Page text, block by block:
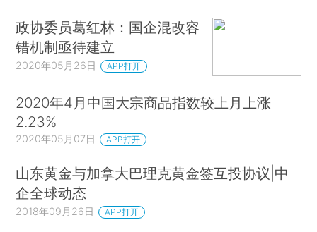
政协委员葛红林：国企混改容
错机制亟待建立
2020年05月26日 APP打开
2020年4月中国大宗商品指数较上月上涨
2.23%
2020年05月07日 APP打开
山东黄金与加拿大巴理克黄金签互投协议|中
企全球动态
2018年09月26日 APP打开